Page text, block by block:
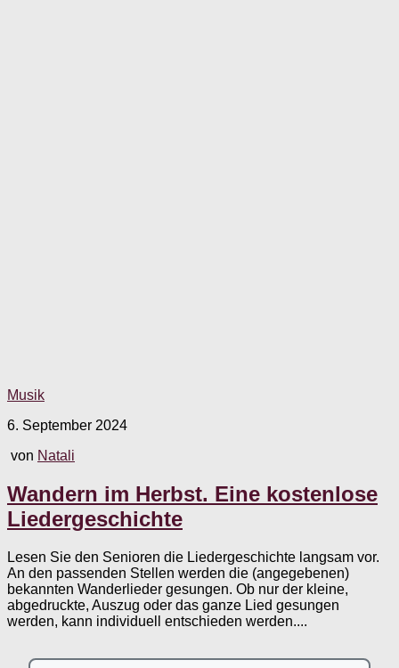
Musik
6. September 2024
von Natali
Wandern im Herbst. Eine kostenlose
Liedergeschichte
Lesen Sie den Senioren die Liedergeschichte langsam vor.
An den passenden Stellen werden die (angegebenen)
bekannten Wanderlieder gesungen. Ob nur der kleine,
abgedruckte, Auszug oder das ganze Lied gesungen
werden, kann individuell entschieden werden....